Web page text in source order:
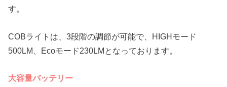
す。
COBライトは、3段階の調節が可能で、HIGHモード
500LM、Ecoモード230LMとなっております。
大容量バッテリー